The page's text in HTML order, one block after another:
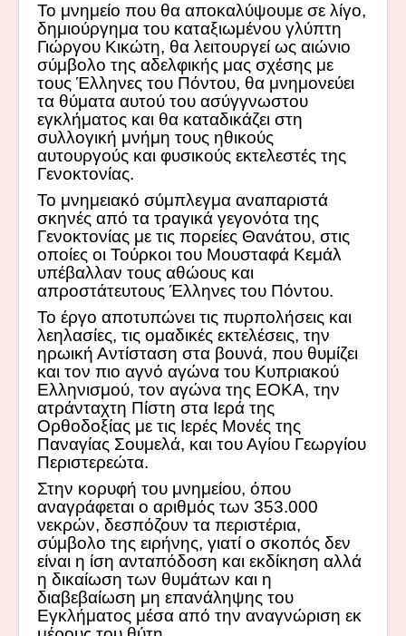
Το μνημείο που θα αποκαλύψουμε σε λίγο,
δημιούργημα του καταξιωμένου γλύπτη
Γιώργου Κικώτη, θα λειτουργεί ως αιώνιο
σύμβολο της αδελφικής μας σχέσης με
τους Έλληνες του Πόντου, θα μνημονεύει
τα θύματα αυτού του ασύγγνωστου
εγκλήματος και θα καταδικάζει στη
συλλογική μνήμη τους ηθικούς
αυτουργούς και φυσικούς εκτελεστές της
Γενοκτονίας.
Το μνημειακό σύμπλεγμα αναπαριστά
σκηνές από τα τραγικά γεγονότα της
Γενοκτονίας με τις πορείες Θανάτου, στις
οποίες οι Τούρκοι του Μουσταφά Κεμάλ
υπέβαλλαν τους αθώους και
απροστάτευτους Έλληνες του Πόντου.
Το έργο αποτυπώνει τις πυρπολήσεις και
λεηλασίες, τις ομαδικές εκτελέσεις, την
ηρωική Αντίσταση στα βουνά, που θυμίζει
και τον πιο αγνό αγώνα του Κυπριακού
Ελληνισμού, τον αγώνα της ΕΟΚΑ, την
ατράνταχτη Πίστη στα Ιερά της
Ορθοδοξίας με τις Ιερές Μονές της
Παναγίας Σουμελά, και του Αγίου Γεωργίου
Περιστερεώτα.
Στην κορυφή του μνημείου, όπου
αναγράφεται ο αριθμός των 353.000
νεκρών, δεσπόζουν τα περιστέρια,
σύμβολο της ειρήνης, γιατί ο σκοπός δεν
είναι η ίση ανταπόδοση και εκδίκηση αλλά
η δικαίωση των θυμάτων και η
διαβεβαίωση μη επανάληψης του
Εγκλήματος μέσα από την αναγνώριση εκ